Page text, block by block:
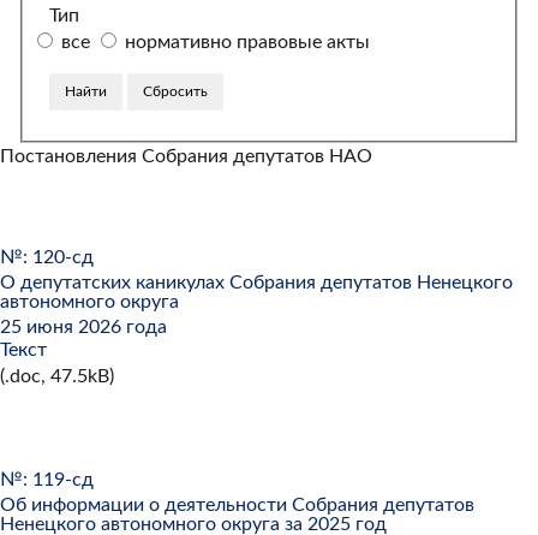
Тип
все
нормативно правовые акты
Постановления Собрания депутатов НАО
№: 120-сд
О депутатских каникулах Собрания депутатов Ненецкого
автономного округа
25 июня 2026 года
Текст
(.doc, 47.5kB)
№: 119-сд
Об информации о деятельности Собрания депутатов
Ненецкого автономного округа за 2025 год